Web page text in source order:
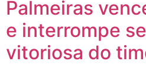
Palmeiras
e interrompe
vitoriosa do